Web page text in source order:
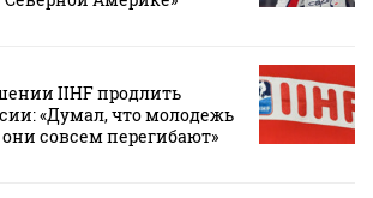
IIHF продлить
«Думал, что молодежь
они совсем перегибают»